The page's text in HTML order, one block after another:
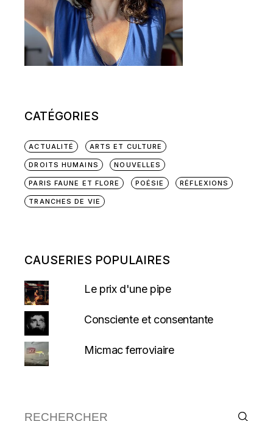
CATÉGORIES
ACTUALITÉ ARTS ET CULTURE
DROITS HUMAINS NOUVELLES
PARIS FAUNE ET FLORE POÉSIE RÉFLEXIONS
TRANCHES DE VIE
CAUSERIES POPULAIRES
Le prix d'une pipe
Consciente et consentante
Micmac ferroviaire
Recherche :